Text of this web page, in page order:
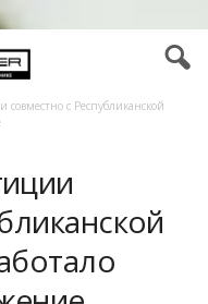
с Республиканской